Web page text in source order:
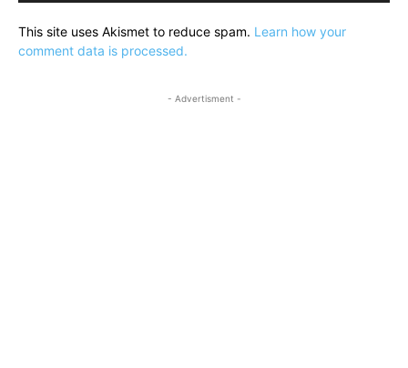
This site uses Akismet to reduce spam. Learn how your
comment data is processed.
- Advertisment -